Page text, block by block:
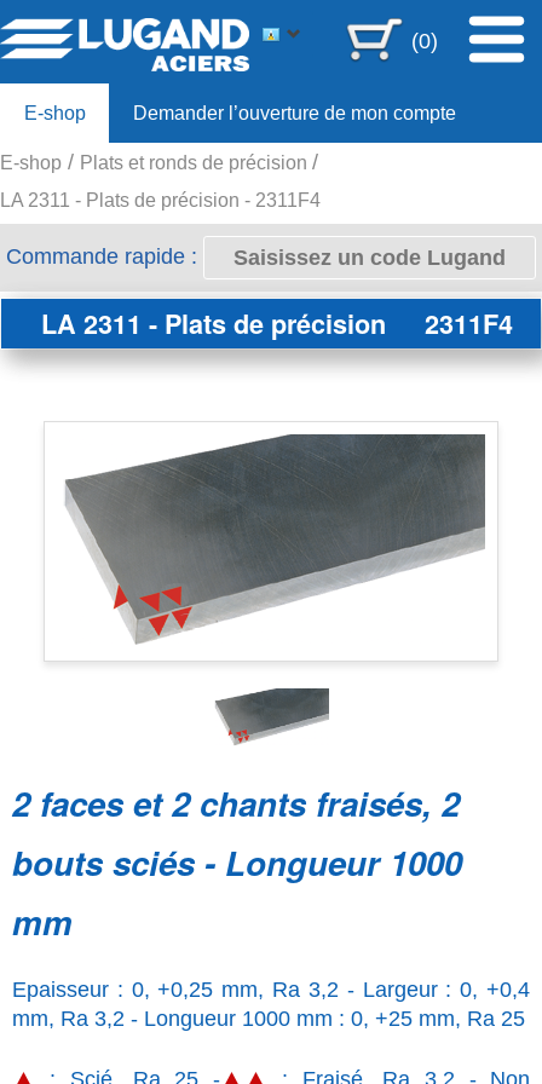
(0)
E-shop Demander l’ouverture de mon compte
Offre 80ans
E-shop
Plats et ronds de précision
LA 2311 - Plats de précision - 2311F4
Commande rapide :
LA 2311 - Plats de précision 2311F4
2 faces et 2 chants fraisés, 2
bouts sciés - Longueur 1000
mm
Epaisseur : 0, +0,25 mm, Ra 3,2 - Largeur : 0, +0,4
mm, Ra 3,2 - Longueur 1000 mm : 0, +25 mm, Ra 25